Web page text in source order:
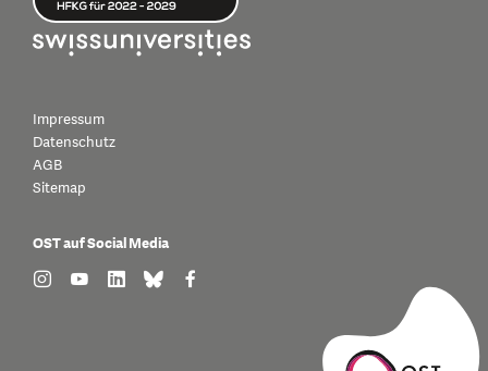
Impressum
Datenschutz
AGB
Sitemap
OST auf Social Media
find us on: instagram
find us on: youtube
find us on: linkedin
find us on: bluesky
find us on: facebook